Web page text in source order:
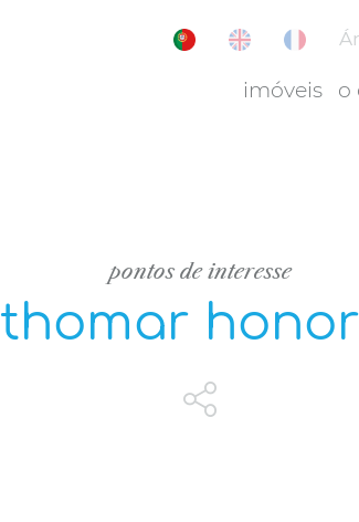
imóveis o
pontos de interesse
thomar